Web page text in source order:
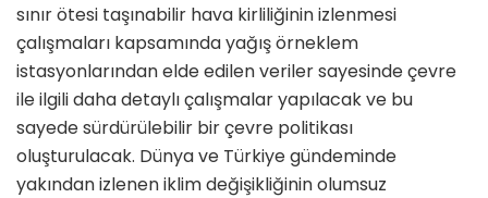
sınır ötesi taşınabilir hava kirliliğinin izlenmesi
çalışmaları kapsamında yağış örneklem
istasyonlarından elde edilen veriler sayesinde çevre
ile ilgili daha detaylı çalışmalar yapılacak ve bu
sayede sürdürülebilir bir çevre politikası
oluşturulacak. Dünya ve Türkiye gündeminde
yakından izlenen iklim değişikliğinin olumsuz